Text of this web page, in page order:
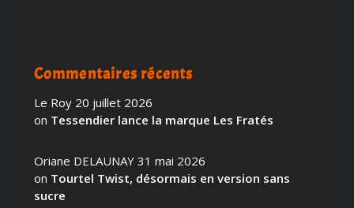
Commentaires récents
Le Roy 20 juillet 2026
on Tessendier lance la marque Les Fratés
Oriane DELAUNAY 31 mai 2026
on Tourtel Twist, désormais en version sans
sucre